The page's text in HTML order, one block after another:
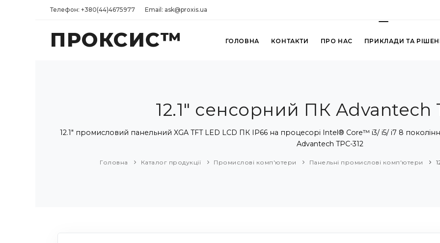
Телефон: +380(44)4675977 Email: ask@proxis.ua
ПРОКСИС™ ГОЛОВНА КОНТАКТИ ПРО НАС ПРИКЛАДИ ТА
12.1" сенсорний ПК Advantech
12.1" промисловий панельний XGA TFT LED LCD ПК IP66 на процесорі Intel® Core™ i3/ i5/ i7 8
Advantech TPC-312
Головна Каталог продукції Промислові комп'ютери Панельні промислові комп'ютери